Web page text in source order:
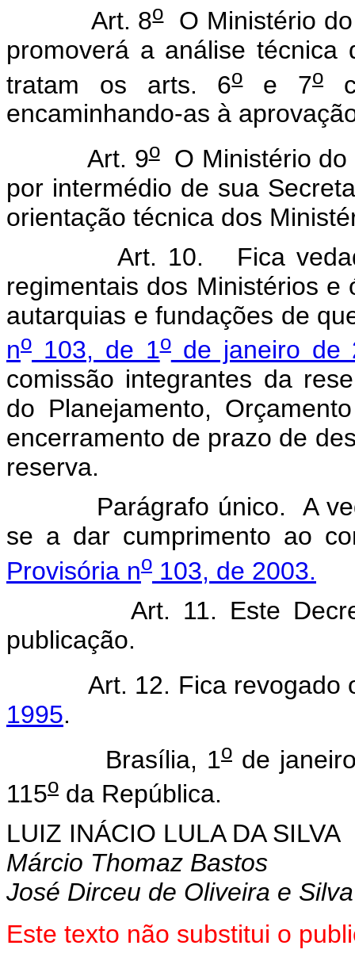
Art. 8oO Ministério do
promoverá a análise
tratam os arts. 6oe 7o
encaminhando-as à
Art. 9oO Ministério do
por intermédio de sua
orientação técnica dos
Art. 10. Fica vedado,
regimentais dos Ministérios
autarquias e fundações de
no 103, de 1ode janeiro de
comissão integrantes da
do Planejamento,
encerramento de prazo de
reserva.
Parágrafo único. A
se a dar cumprimento ao
Provisória no 103, de 2003.
Art. 11. Este Decreto
publicação.
Art. 12. Fica revogado
1995.
Brasília, 1ode
115o da República.
LUIZ INÁCIO LULA DA SILVA
Márcio Thomaz Bastos
José Dirceu de Oliveira e Silva
Este texto não substitui o